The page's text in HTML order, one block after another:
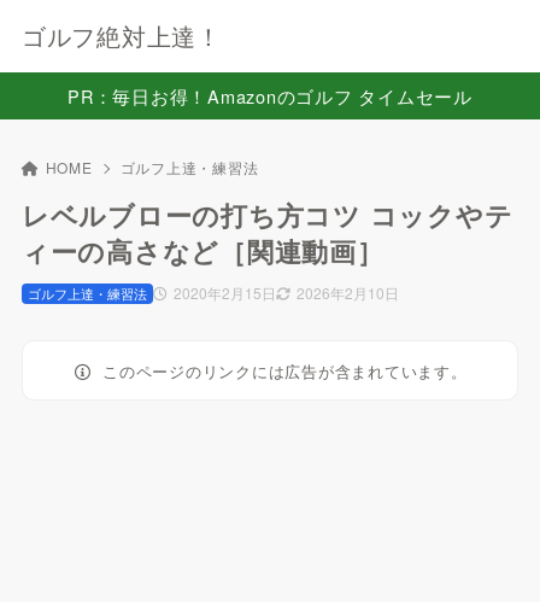
ゴルフ絶対上達！
PR：毎日お得！Amazonのゴルフ タイムセール
HOME ゴルフ上達・練習法
レベルブローの打ち方コツ コックやテ
ィーの高さなど［関連動画］
2020年2月15日 2026年2月10日
ゴルフ上達・練習法
このページのリンクには広告が含まれています。